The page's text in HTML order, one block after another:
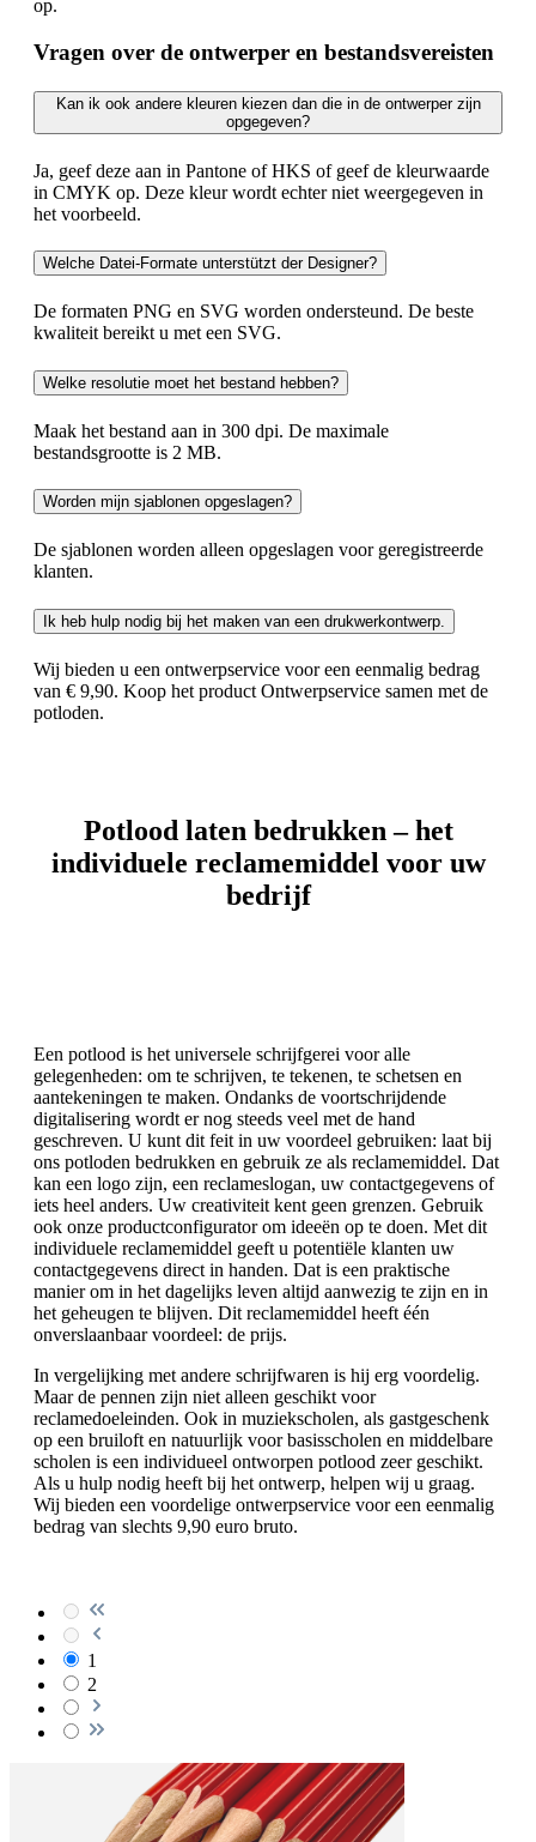
op.
Vragen over de ontwerper en bestandsvereisten
Kan ik ook andere kleuren kiezen dan die in de ontwerper zijn
opgegeven?
Ja, geef deze aan in Pantone of HKS of geef de kleurwaarde
in CMYK op. Deze kleur wordt echter niet weergegeven in
het voorbeeld.
Welche Datei-Formate unterstützt der Designer?
De formaten PNG en SVG worden ondersteund. De beste
kwaliteit bereikt u met een SVG.
Welke resolutie moet het bestand hebben?
Maak het bestand aan in 300 dpi. De maximale
bestandsgrootte is 2 MB.
Worden mijn sjablonen opgeslagen?
De sjablonen worden alleen opgeslagen voor geregistreerde
klanten.
Ik heb hulp nodig bij het maken van een drukwerkontwerp.
Wij bieden u een ontwerpservice voor een eenmalig bedrag
van € 9,90. Koop het product Ontwerpservice samen met de
potloden.
Potlood laten bedrukken – het
individuele reclamemiddel voor uw
bedrijf
Een potlood is het universele schrijfgerei voor alle
gelegenheden: om te schrijven, te tekenen, te schetsen en
aantekeningen te maken. Ondanks de voortschrijdende
digitalisering wordt er nog steeds veel met de hand
geschreven. U kunt dit feit in uw voordeel gebruiken: laat bij
ons potloden bedrukken en gebruik ze als reclamemiddel. Dat
kan een logo zijn, een reclameslogan, uw contactgegevens of
iets heel anders. Uw creativiteit kent geen grenzen. Gebruik
ook onze productconfigurator om ideeën op te doen. Met dit
individuele reclamemiddel geeft u potentiële klanten uw
contactgegevens direct in handen. Dat is een praktische
manier om in het dagelijks leven altijd aanwezig te zijn en in
het geheugen te blijven. Dit reclamemiddel heeft één
onverslaanbaar voordeel: de prijs.
In vergelijking met andere schrijfwaren is hij erg voordelig.
Maar de pennen zijn niet alleen geschikt voor
reclamedoeleinden. Ook in muziekscholen, als gastgeschenk
op een bruiloft en natuurlijk voor basisscholen en middelbare
scholen is een individueel ontworpen potlood zeer geschikt.
Als u hulp nodig heeft bij het ontwerp, helpen wij u graag.
Wij bieden een voordelige ontwerpservice voor een eenmalig
bedrag van slechts 9,90 euro bruto.
1
2